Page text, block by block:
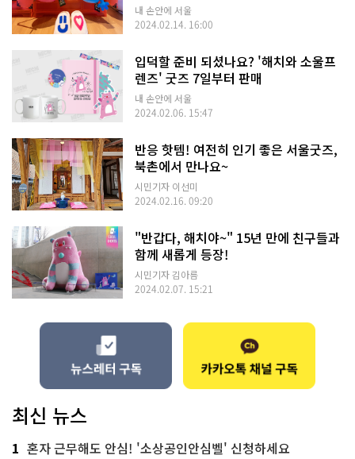
내 손안에 서울
2024.02.14. 16:00
입덕할 준비 되셨나요? '해치와 소울프
렌즈' 굿즈 7일부터 판매
내 손안에 서울
2024.02.06. 15:47
반응 핫템! 여전히 인기 좋은 서울굿즈,
북촌에서 만나요~
시민기자 이선미
2024.02.16. 09:20
"반갑다, 해치야~" 15년 만에 친구들과
함께 새롭게 등장!
시민기자 김아름
2024.02.07. 15:21
최신 뉴스
1 혼자 근무해도 안심! '소상공인안심벨' 신청하세요